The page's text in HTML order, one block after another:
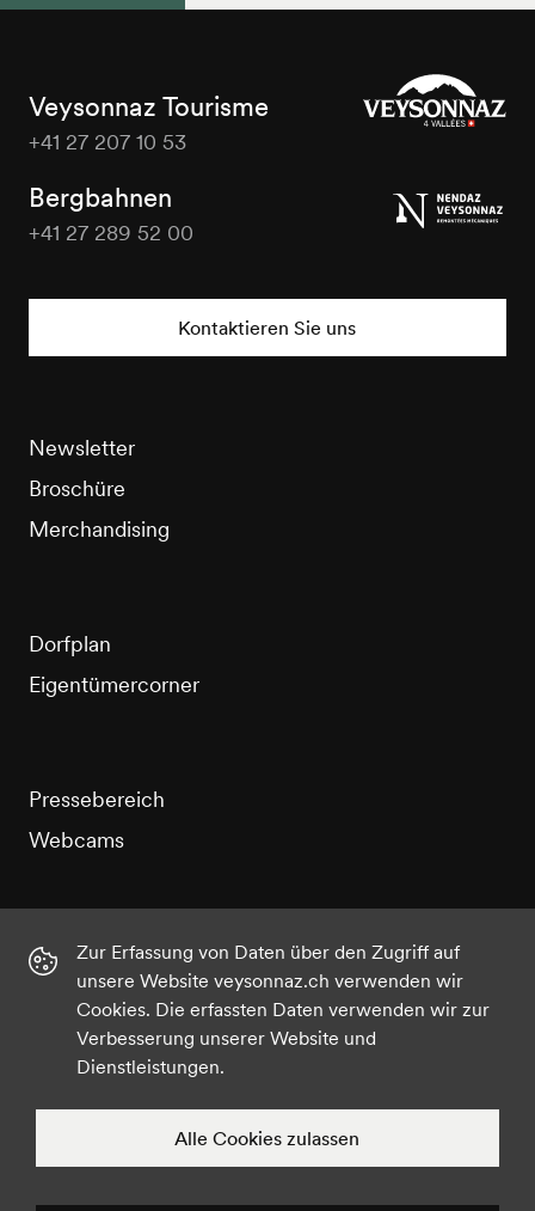
Veysonnaz Tourisme
+41 27 207 10 53
Bergbahnen
+41 27 289 52 00
Kontaktieren Sie uns
Newsletter
Broschüre
Merchandising
Dorfplan
Eigentümercorner
Pressebereich
Webcams
Facebook Twitter
Zur Erfassung von Daten über den Zugriff auf
unsere Website veysonnaz.ch verwenden wir
Cookies. Die erfassten Daten verwenden wir zur
Verbesserung unserer Website und
Dienstleistungen.